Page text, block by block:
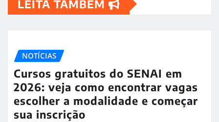
LEITA TAMBÉM
NOTÍCIAS
Cursos gratuitos do SENAI em
2026: veja como encontrar vagas
escolher a modalidade e começar
sua inscrição